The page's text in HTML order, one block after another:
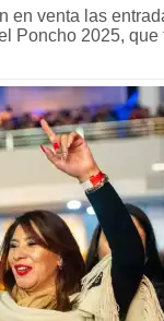
en venta las
Poncho 2025,